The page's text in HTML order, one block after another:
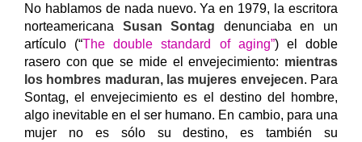
No hablamos de nada nuevo. Ya en 1979, la escritora
norteamericana Susan Sontag denunciaba en un
artículo (“The double standard of aging”) el doble
rasero con que se mide el envejecimiento: mientras
los hombres maduran, las mujeres envejecen. Para
Sontag, el envejecimiento es el destino del hombre,
algo inevitable en el ser humano. En cambio, para una
mujer no es sólo su destino, es también su